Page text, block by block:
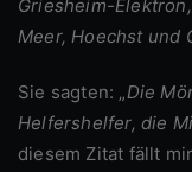
Griesheim-
Meer, Hoechst und
Sie sagten: „Die
Helfershelfer, die
diesem Zitat fällt